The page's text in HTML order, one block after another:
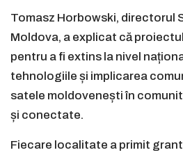
Tomasz Horbowski, directorul
Moldova, a explicat că
pentru a fi extins la nivel
tehnologiile și implicarea
satele moldovenești în
și conectate.
Fiecare localitate a primit